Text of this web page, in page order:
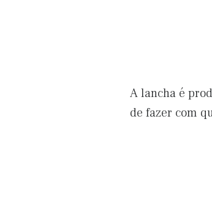
A lancha é
de fazer com